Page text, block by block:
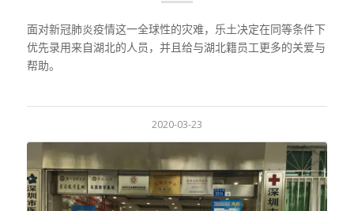
面对新冠肺炎疫情这一全球性的灾难，乐土决定在同等条件下
优先录用来自湖北的人员，并且给与湖北籍员工更多的关爱与
帮助。
2020-03-23